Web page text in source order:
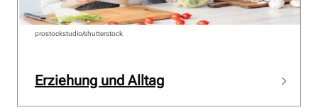
Erziehung und Alltag
prostockstudio/shutterstock